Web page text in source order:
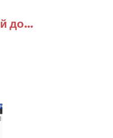
до...